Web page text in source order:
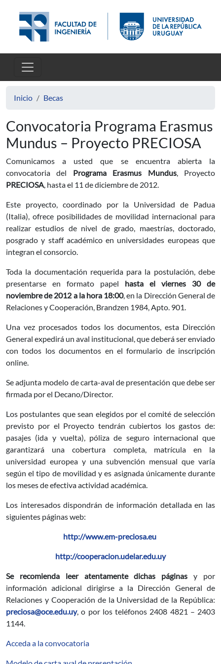
Inicio Becas
Convocatoria Programa Erasmus
Mundus – Proyecto PRECIOSA
Comunicamos a usted que se encuentra abierta la
convocatoria del Programa Erasmus Mundus, Proyecto
PRECIOSA, hasta el 11 de diciembre de 2012.
Este proyecto, coordinado por la Universidad de Padua
(Italia), ofrece posibilidades de movilidad internacional para
realizar estudios de nivel de grado, maestrías, doctorado,
posgrado y staff académico en universidades europeas que
integran el consorcio.
Toda la documentación requerida para la postulación, debe
presentarse en formato papel hasta el viernes 30 de
noviembre de 2012 a la hora 18:00, en la Dirección General de
Relaciones y Cooperación, Brandzen 1984, Apto. 901.
Una vez procesados todos los documentos, esta Dirección
General expedirá un aval institucional, que deberá ser enviado
con todos los documentos en el formulario de inscripción
online.
Se adjunta modelo de carta-aval de presentación que debe ser
firmada por el Decano/Director.
Los postulantes que sean elegidos por el comité de selección
previsto por el Proyecto tendrán cubiertos los gastos de:
pasajes (ida y vuelta), póliza de seguro internacional que
garantizará una cobertura completa, matrícula en la
universidad europea y una subvención mensual que varía
según el tipo de movilidad y es asignada únicamente durante
los meses de efectiva actividad académica.
Los interesados dispondrán de información detallada en las
siguientes páginas web:
http://www.em-preciosa.eu
http://cooperacion.udelar.edu.uy
Se recomienda leer atentamente dichas páginas y por
información adicional dirigirse a la Dirección General de
Relaciones y Cooperación de la Universidad de la República:
preciosa@oce.edu.uy, o por los teléfonos 2408 4821 – 2403
1144.
Acceda a la convocatoria